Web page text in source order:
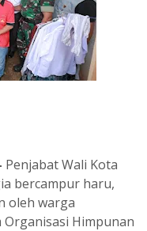
Penjabat Wali Kota
bercampur haru,
oleh warga
Himpunan